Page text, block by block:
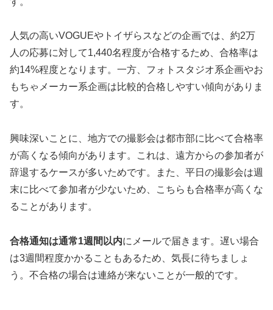
人気の高いVOGUEやトイザらスなどの企画では、約2万
人の応募に対して1,440名程度が合格するため、合格率は
約14%程度となります。一方、フォトスタジオ系企画やお
もちゃメーカー系企画は比較的合格しやすい傾向がありま
す。
興味深いことに、地方での撮影会は都市部に比べて合格率
が高くなる傾向があります。これは、遠方からの参加者が
辞退するケースが多いためです。また、平日の撮影会は週
末に比べて参加者が少ないため、こちらも合格率が高くな
ることがあります。
合格通知は通常1週間以内にメールで届きます。遅い場合
は3週間程度かかることもあるため、気長に待ちましょ
う。不合格の場合は連絡が来ないことが一般的です。